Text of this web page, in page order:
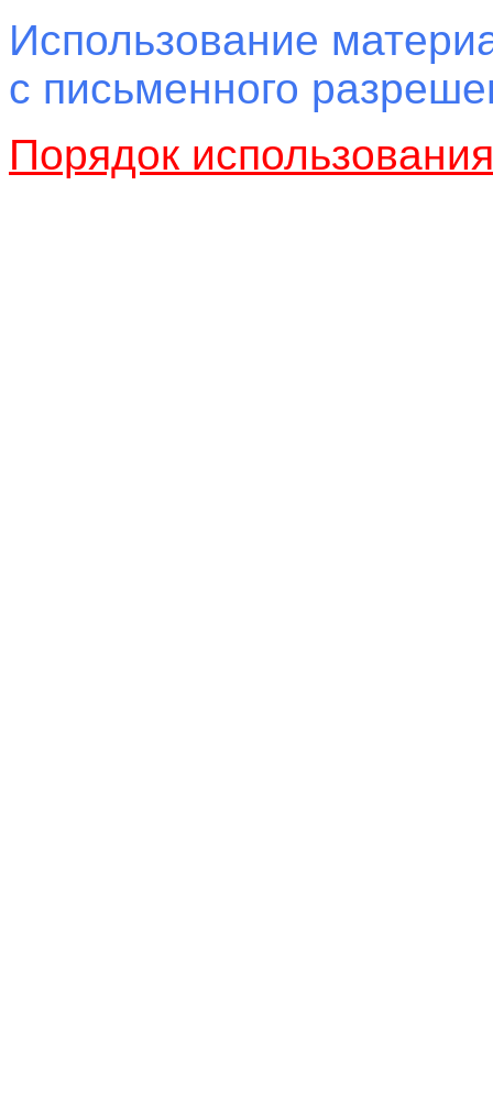
Использование
с письменного
Порядок